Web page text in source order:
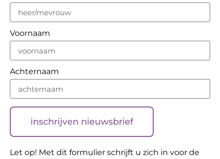
Voornaam
Achternaam
inschrijven nieuwsbrief
Let op! Met dit formulier schrijft u zich in voor de